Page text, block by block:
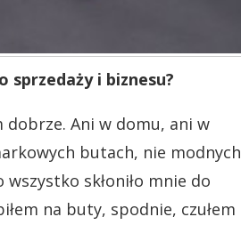
sprzedaży i biznesu?
dobrze. Ani w domu, ani w
butach, nie modnych
skłoniło mnie do
na buty, spodnie, czułem